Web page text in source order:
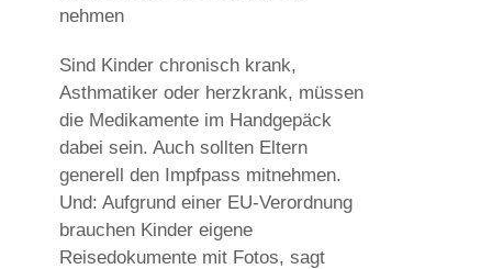
nehmen
Sind Kinder chronisch krank,
Asthmatiker oder herzkrank, müssen
die Medikamente im Handgepäck
dabei sein. Auch sollten Eltern
generell den Impfpass mitnehmen.
Und: Aufgrund einer EU-Verordnung
brauchen Kinder eigene
Reisedokumente mit Fotos, sagt